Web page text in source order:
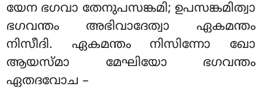
യേന ഭഗവാ തേനുപസങ്കമി; ഉപസങ്കമിത്വാ
ഭഗവന്തം അഭിവാദേത്വാ ഏകമന്തം
നിസീദി. ഏകമന്തം നിസിന്നോ ഖോ
ആയസ്മാ മേഘിയോ ഭഗവന്തം
ഏതദവോച –